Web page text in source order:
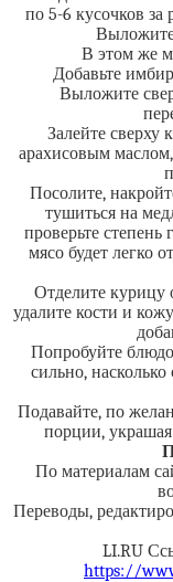
по 5-6 кусочков за
В этом же
Добавьте
Выложите
Залейте сверху
арахисовым
Посолите,
тушиться на
проверьте степень
мясо будет легко
Отделите курицу
удалите кости и
Попробуйте
сильно,
Подавайте, по
порции,
По материалам
Переводы,
LI.RU
https://